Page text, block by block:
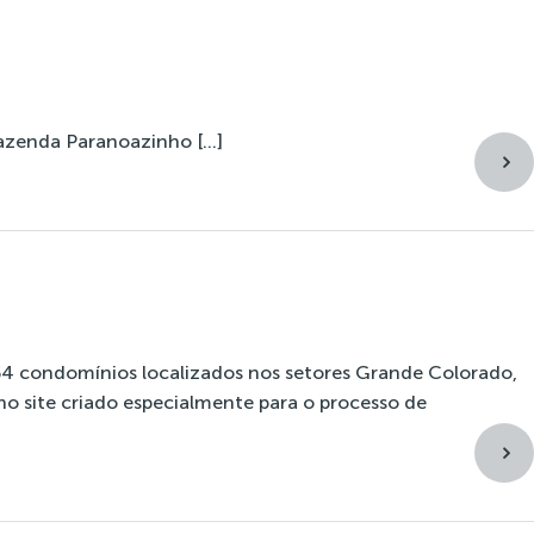
Paranoazinho […]
condomínios localizados nos setores Grande Colorado,
site criado especialmente para o processo de